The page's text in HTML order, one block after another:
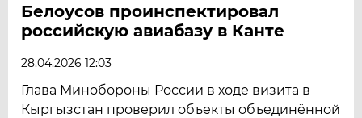
Белоусов проинспектировал
российскую авиабазу в Канте
28.04.2026 12:03
Глава Минобороны России в ходе визита в
Кыргызстан проверил объекты объединённой